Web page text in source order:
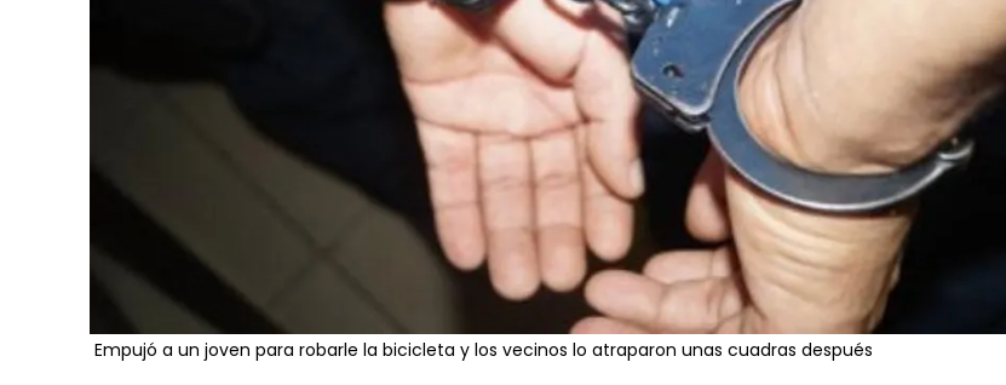
Empujó a un joven para robarle la bicicleta y los vecinos lo atraparon unas cuadras después